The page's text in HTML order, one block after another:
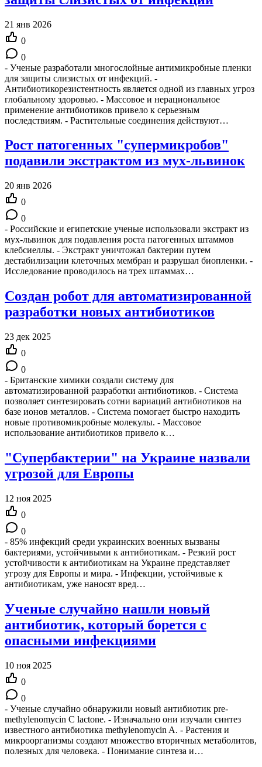
21 янв 2026
0
0
- Ученые разработали многослойные антимикробные пленки
для защиты слизистых от инфекций. -
Антибиотикорезистентность является одной из главных угроз
глобальному здоровью. - Массовое и нерациональное
применение антибиотиков привело к серьезным
последствиям. - Растительные соединения действуют…
Рост патогенных "супермикробов"
подавили экстрактом из мух-львинок
20 янв 2026
0
0
- Российские и египетские ученые использовали экстракт из
мух-львинок для подавления роста патогенных штаммов
клебсиеллы. - Экстракт уничтожал бактерии путем
дестабилизации клеточных мембран и разрушал биопленки. -
Исследование проводилось на трех штаммах…
Создан робот для автоматизированной
разработки новых антибиотиков
23 дек 2025
0
0
- Британские химики создали систему для
автоматизированной разработки антибиотиков. - Система
позволяет синтезировать сотни вариаций антибиотиков на
базе ионов металлов. - Система помогает быстро находить
новые противомикробные молекулы. - Массовое
использование антибиотиков привело к…
"Супербактерии" на Украине назвали
угрозой для Европы
12 ноя 2025
0
0
- 85% инфекций среди украинских военных вызваны
бактериями, устойчивыми к антибиотикам. - Резкий рост
устойчивости к антибиотикам на Украине представляет
угрозу для Европы и мира. - Инфекции, устойчивые к
антибиотикам, уже наносят вред…
Ученые случайно нашли новый
антибиотик, который борется с
опасными инфекциями
10 ноя 2025
0
0
- Ученые случайно обнаружили новый антибиотик pre-
methylenomycin C lactone. - Изначально они изучали синтез
известного антибиотика methylenomycin A. - Растения и
микроорганизмы создают множество вторичных метаболитов,
полезных для человека. - Понимание синтеза и…